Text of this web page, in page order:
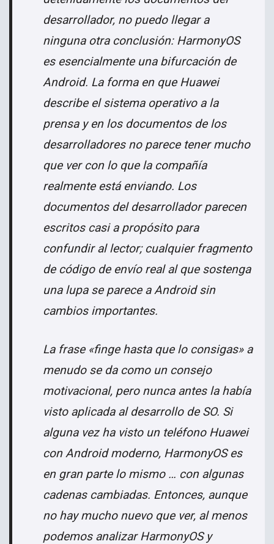
desarrollador, no puedo llegar a
ninguna otra conclusión: HarmonyOS
es esencialmente una bifurcación de
Android. La forma en que Huawei
describe el sistema operativo a la
prensa y en los documentos de los
desarrolladores no parece tener mucho
que ver con lo que la compañía
realmente está enviando. Los
documentos del desarrollador parecen
escritos casi a propósito para
confundir al lector; cualquier fragmento
de código de envío real al que sostenga
una lupa se parece a Android sin
cambios importantes.
La frase «finge hasta que lo consigas» a
menudo se da como un consejo
motivacional, pero nunca antes la había
visto aplicada al desarrollo de SO. Si
alguna vez ha visto un teléfono Huawei
con Android moderno, HarmonyOS es
en gran parte lo mismo … con algunas
cadenas cambiadas. Entonces, aunque
no hay mucho nuevo que ver, al menos
podemos analizar HarmonyOS y